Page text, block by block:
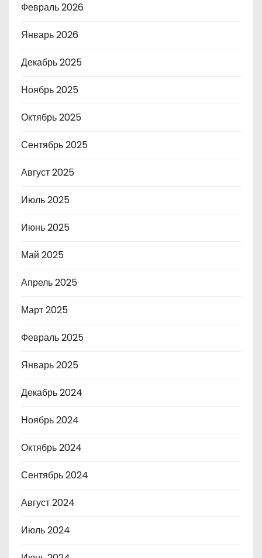
Февраль 2026
Январь 2026
Декабрь 2025
Ноябрь 2025
Октябрь 2025
Сентябрь 2025
Август 2025
Июль 2025
Июнь 2025
Май 2025
Апрель 2025
Март 2025
Февраль 2025
Январь 2025
Декабрь 2024
Ноябрь 2024
Октябрь 2024
Сентябрь 2024
Август 2024
Июль 2024